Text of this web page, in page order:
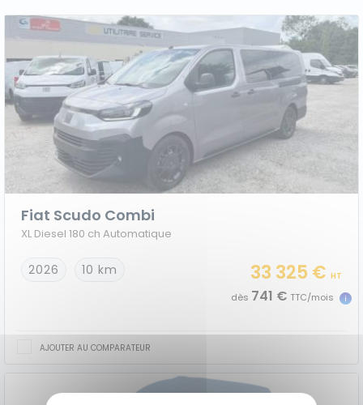
Fiat Scudo Combi
XL Diesel 180 ch Automatique
2026 10 km 33 325 € HT
dès 741 € TTC/mois
AJOUTER AU COMPARATEUR